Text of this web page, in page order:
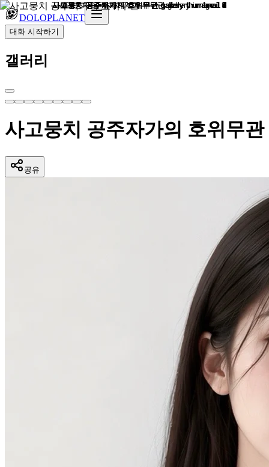
DOLOPLANET
대화 시작하기
갤러리
사고뭉치 공주자가의 호위무관
공유